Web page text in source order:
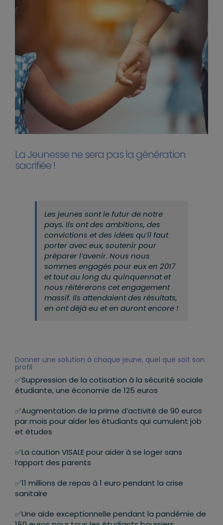
La Jeunesse ne sera pas la génération
sacrifiée !
Les jeunes sont le futur de notre
pays. Ils ont des ambitions, des
convictions et des idées qu’il faut
porter avec eux, soutenir pour
préparer l’avenir. Nous nous
sommes engagés pour eux en 2017
et tout au long du quinquennat et
nous réitérerons cet engagement
massif. Ils attendaient des résultats,
en ont déjà eu et en auront encore !
Donner une solution à chaque jeune, quel que soit son
profil
✅Suppression de la cotisation à la sécurité sociale
étudiante, une économie de 125 euros
✅Augmentation de la prime d’activité de 90 euros
par mois pour aider les étudiants qui cumulent job
et études
✅La caution VISALE pour aider à se loger sans
l’apport des parents
✅11 millions de repas à 1 euro pendant la crise
sanitaire
✅Une aide exceptionnelle pendant la pandémie de